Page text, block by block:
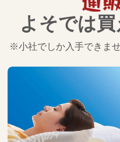
よそでは
※小社でしか入手できま